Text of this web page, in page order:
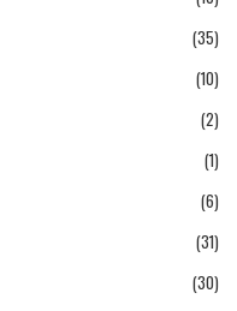
(35)
(10)
(2)
(1)
(6)
(31)
(30)